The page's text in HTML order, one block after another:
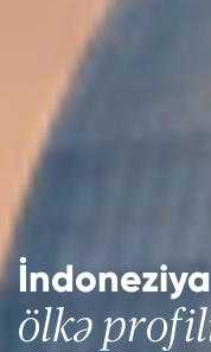
İndoneziya
ölkə